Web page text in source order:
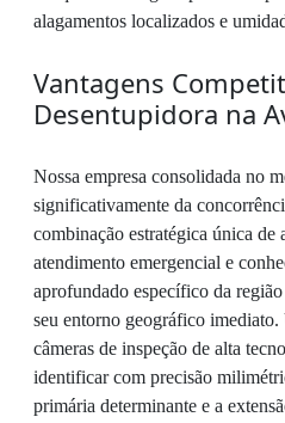
alagamentos localizados e
Vantagens
Desentupidora na
Nossa empresa consolidada no
significativamente da
combinação estratégica única
atendimento emergencial e
aprofundado específico da
seu entorno geográfico
câmeras de inspeção de alta
identificar com precisão
primária determinante e a